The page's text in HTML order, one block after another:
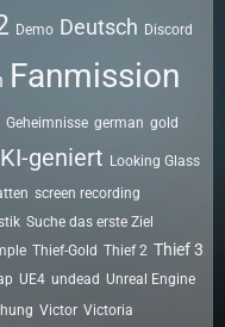
Demo Deutsch Discord
Fanmission
Geheimnisse german gold
KI-geniert Looking Glass
screen recording
Suche das erste Ziel
Thief-Gold Thief 2 Thief 3
UE4 undead Unreal Engine
Victor Victoria